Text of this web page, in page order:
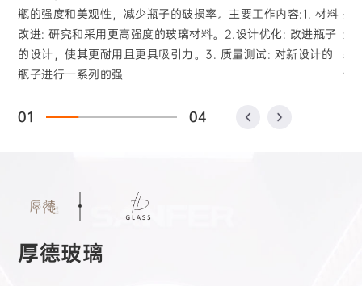
瓶的强度和美观性，减少瓶子的破损率。主要工作内容:1. 材料
改进: 研究和采用更高强度的玻璃材料。2.设计优化: 改进瓶子
的设计，使其更耐用且更具吸引力。3. 质量测试: 对新设计的
瓶子进行一系列的强
提
选
装
调
01 04
厚德玻璃